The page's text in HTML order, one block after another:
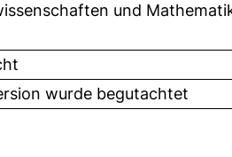
und
wurde begutachtet